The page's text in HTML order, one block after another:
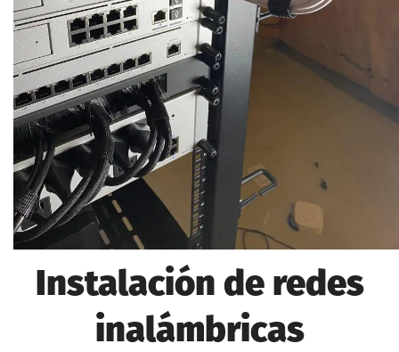
Instalación de redes
inalámbricas